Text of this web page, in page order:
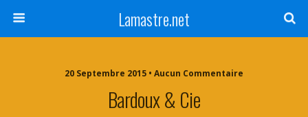
Lamastre.net
20 Septembre 2015 • Aucun Commentaire
Bardoux & Cie